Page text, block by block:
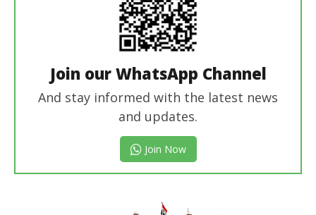
Join our WhatsApp Channel
And stay informed with the latest news
and updates.
Join Now